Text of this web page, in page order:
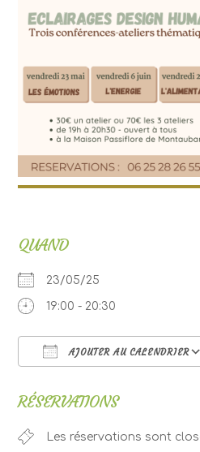
QUAND
23/05/25
19:00 - 20:30
AJOUTER AU CALENDRIER
RÉSERVATIONS
Les réservations sont